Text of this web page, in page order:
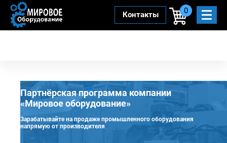
Контакты 0
Партнёрская программа компании
«Мировое оборудование»
Зарабатывайте на продаже промышленного оборудования
напрямую от производителя